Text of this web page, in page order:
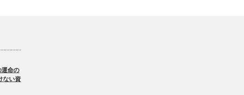
運命の
ない資